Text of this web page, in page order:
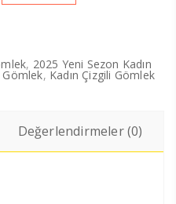
, 2025 Yeni Sezon Kadın
Gömlek, Kadın Çizgili Gömlek
Değerlendirmeler (0)